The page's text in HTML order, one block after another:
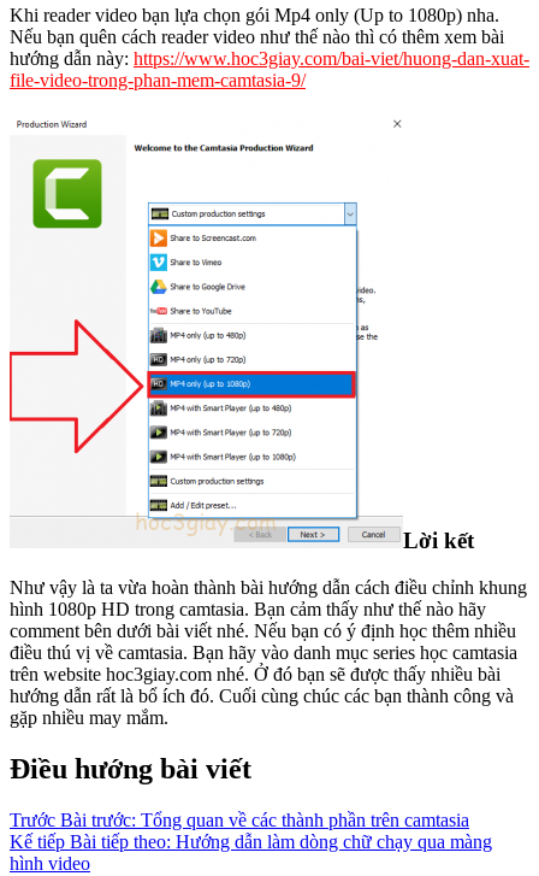
Khi reader video bạn lựa chọn gói Mp4 only (Up to 1080p) nha.
Nếu bạn quên cách reader video như thế nào thì có thêm xem bài
hướng dẫn này: https://www.hoc3giay.com/bai-viet/huong-dan-xuat-
file-video-trong-phan-mem-camtasia-9/
Lời kết
Như vậy là ta vừa hoàn thành bài hướng dẫn cách điều chỉnh khung
hình 1080p HD trong camtasia. Bạn cảm thấy như thế nào hãy
comment bên dưới bài viết nhé. Nếu bạn có ý định học thêm nhiều
điều thú vị về camtasia. Bạn hãy vào danh mục series học camtasia
trên website hoc3giay.com nhé. Ở đó bạn sẽ được thấy nhiều bài
hướng dẫn rất là bổ ích đó. Cuối cùng chúc các bạn thành công và
gặp nhiều may mắm.
Điều hướng bài viết
Trước Bài trước: Tổng quan về các thành phần trên camtasia
Kế tiếp Bài tiếp theo: Hướng dẫn làm dòng chữ chạy qua màng
hình video